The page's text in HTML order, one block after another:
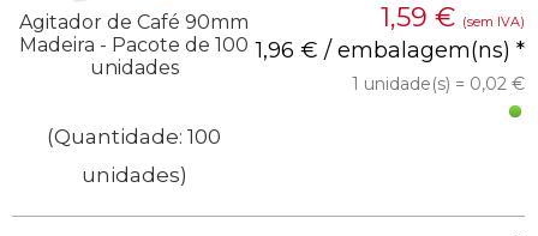
Agitador de Café 90mm
Madeira - Pacote de 100
unidades
(Quantidade: 100
unidades)
1,59 € (sem IVA)
1,96 € / embalagem(ns) *
1 unidade(s) = 0,02 €